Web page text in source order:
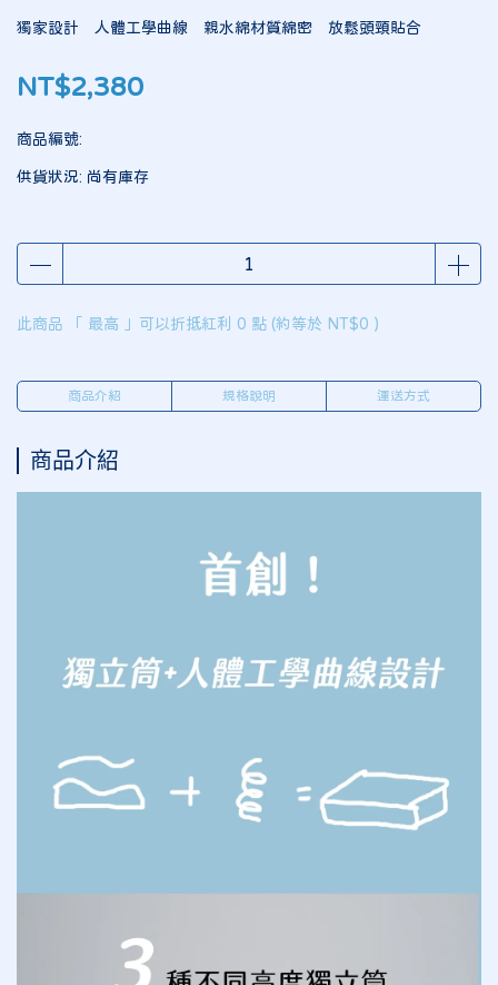
獨家設計 人體工學曲線 親水綿材質綿密 放鬆頭頸貼合
NT$2,380
商品編號:
供貨狀況: 尚有庫存
此商品 「 最高 」可以折抵紅利 0 點 (約等於 NT$0 )
商品介紹 規格說明 運送方式
商品介紹